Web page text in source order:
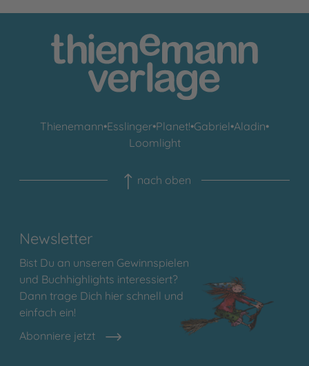
Thienemann•Esslinger•Planet!•Gabriel•Aladin•
Loomlight
nach oben
Newsletter
Bist Du an unseren Gewinnspielen
und Buchhighlights interessiert?
Dann trage Dich hier schnell und
einfach ein!
Abonniere jetzt